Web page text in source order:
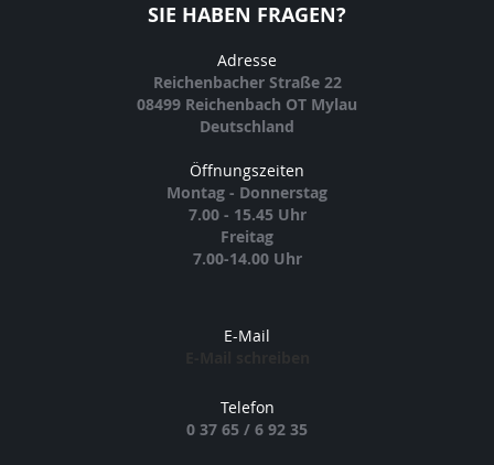
SIE HABEN FRAGEN?
Adresse
Reichenbacher Straße 22
08499 Reichenbach OT Mylau
Deutschland
Öffnungszeiten
Montag - Donnerstag
7.00 - 15.45 Uhr
Freitag
7.00-14.00 Uhr
E-Mail
Telefon
0 37 65 / 6 92 35